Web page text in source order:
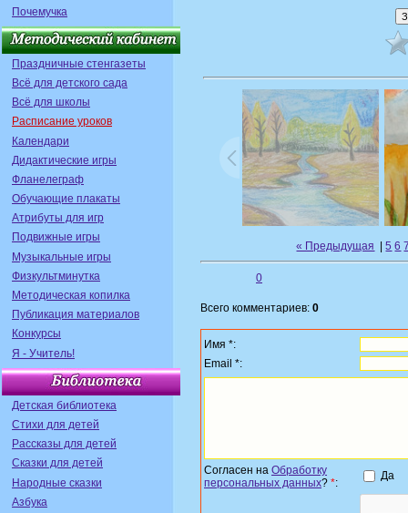
Почемучка
Праздничные стенгазеты
Всё для детского сада
Всё для школы
Расписание уроков
Календари
Дидактические игры
Фланелеграф
Обучающие плакаты
Атрибуты для игр
Подвижные игры
Музыкальные игры
Физкультминутка
Методическая копилка
Публикация материалов
Конкурсы
Я - Учитель!
Детская библиотека
Стихи для детей
Рассказы для детей
Сказки для детей
Народные сказки
Азбука
« Предыдущая |5 6
0
Всего комментариев: 0
Имя *:
Email *:
Согласен на Обработку
персональных данных? *:
Да